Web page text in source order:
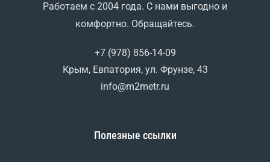
Работаем с 2004 года. С нами выгодно и
комфортно. Обращайтесь.
+7 (978) 856-14-09
Крым, Евпатория, ул. Фрунзе, 43
info@m2metr.ru
Полезные ссылки